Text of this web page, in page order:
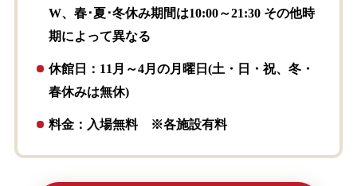
W、春･夏･冬休み期間は10:00～21:30 その他時
期によって異なる
休館日：11月～4月の月曜日(土・日・祝、冬・
春休みは無休)
料金：入場無料 ※各施設有料